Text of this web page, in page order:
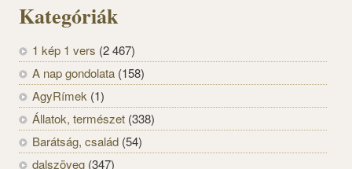
Kategóriák
1 kép 1 vers (2 467)
A nap gondolata (158)
AgyRímek (1)
Állatok, természet (338)
Barátság, család (54)
dalszöveg (347)